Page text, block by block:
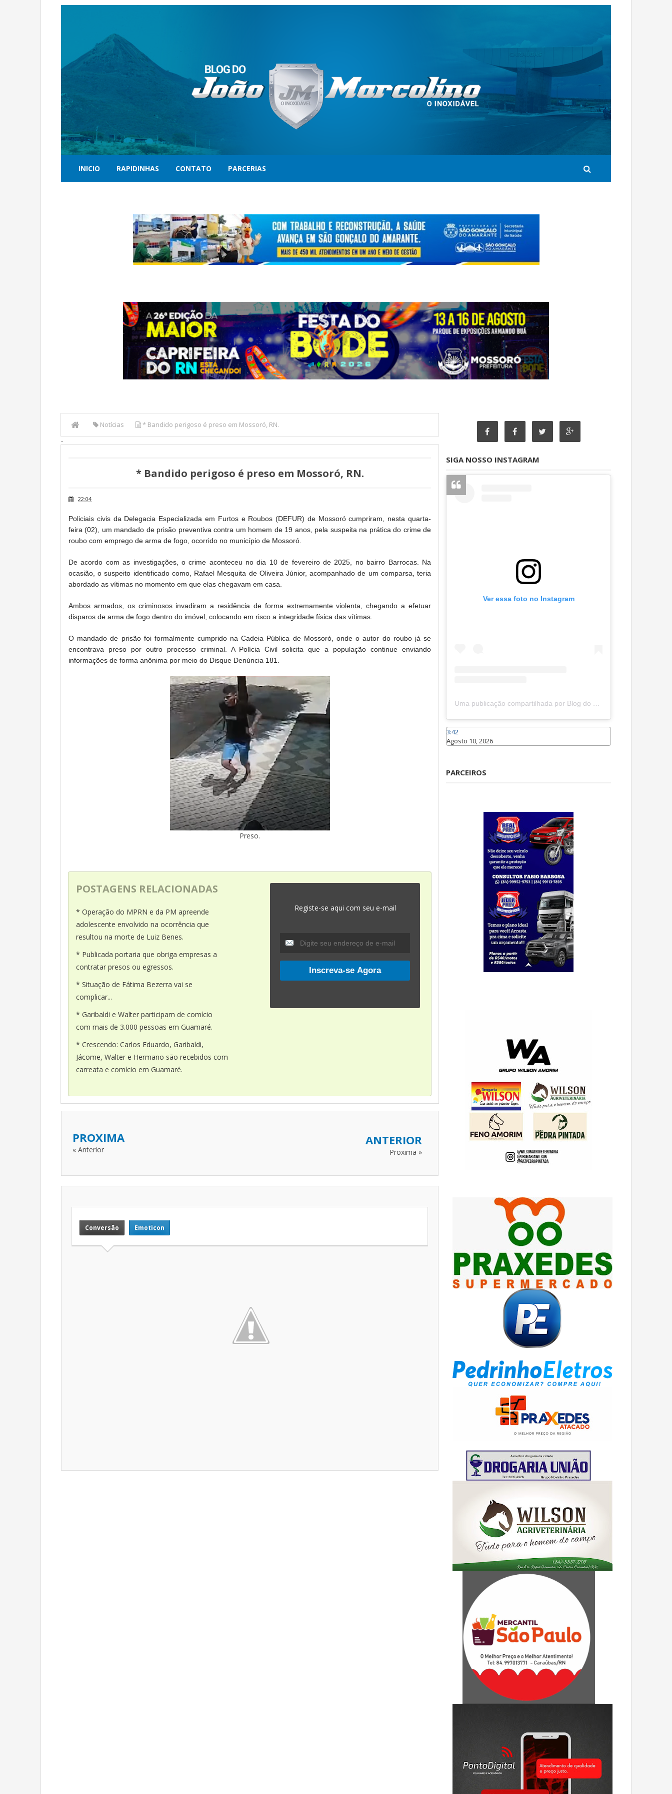
INICIO RAPIDINHAS CONTATO PARCERIAS
Notícias
* Bandido perigoso é preso em Mossoró, RN.
-
* Bandido perigoso é preso em Mossoró, RN.
22:04
Policiais civis da Delegacia Especializada em Furtos e Roubos (DEFUR) de Mossoró cumpriram, nesta quarta-
feira (02), um mandado de prisão preventiva contra um homem de 19 anos, pela suspeita na prática do crime de
roubo com emprego de arma de fogo, ocorrido no município de Mossoró.
De acordo com as investigações, o crime aconteceu no dia 10 de fevereiro de 2025, no bairro Barrocas. Na
ocasião, o suspeito identificado como, Rafael Mesquita de Oliveira Júnior, acompanhado de um comparsa, teria
abordado as vítimas no momento em que elas chegavam em casa.
Ambos armados, os criminosos invadiram a residência de forma extremamente violenta, chegando a efetuar
disparos de arma de fogo dentro do imóvel, colocando em risco a integridade física das vítimas.
O mandado de prisão foi formalmente cumprido na Cadeia Pública de Mossoró, onde o autor do roubo já se
encontrava preso por outro processo criminal. A Polícia Civil solicita que a população continue enviando
informações de forma anônima por meio do Disque Denúncia 181.
Preso.
POSTAGENS RELACIONADAS
* Operação do MPRN e da PM apreende
adolescente envolvido na ocorrência que
resultou na morte de Luiz Benes.
* Publicada portaria que obriga empresas a
contratar presos ou egressos.
* Situação de Fátima Bezerra vai se
complicar...
* Garibaldi e Walter participam de comício
com mais de 3.000 pessoas em Guamaré.
* Crescendo: Carlos Eduardo, Garibaldi,
Jácome, Walter e Hermano são recebidos com
carreata e comício em Guamaré.
Registe-se aqui com seu e-mail
PROXIMA
« Anterior
ANTERIOR
Proxima »
Conversão Emoticon
SIGA NOSSO INSTAGRAM
Ver essa foto no Instagram
Uma publicação compartilhada por Blog do João Marcolino (@joaomarcolinoneto)
3:42
Agosto 10, 2026
PARCEIROS